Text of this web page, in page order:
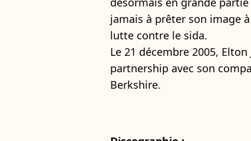
jamais à prêter son image
lutte contre le sida.
Le 21 décembre 2005,
partnership avec son
Berkshire.